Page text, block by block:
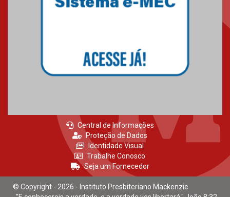
Central de Informações
Proteção de Dados
Identidade Visual
Trabalhe Conosco
Seja um Fornecedor
© Copyright - 2026 - Instituto Presbiteriano Mackenzie